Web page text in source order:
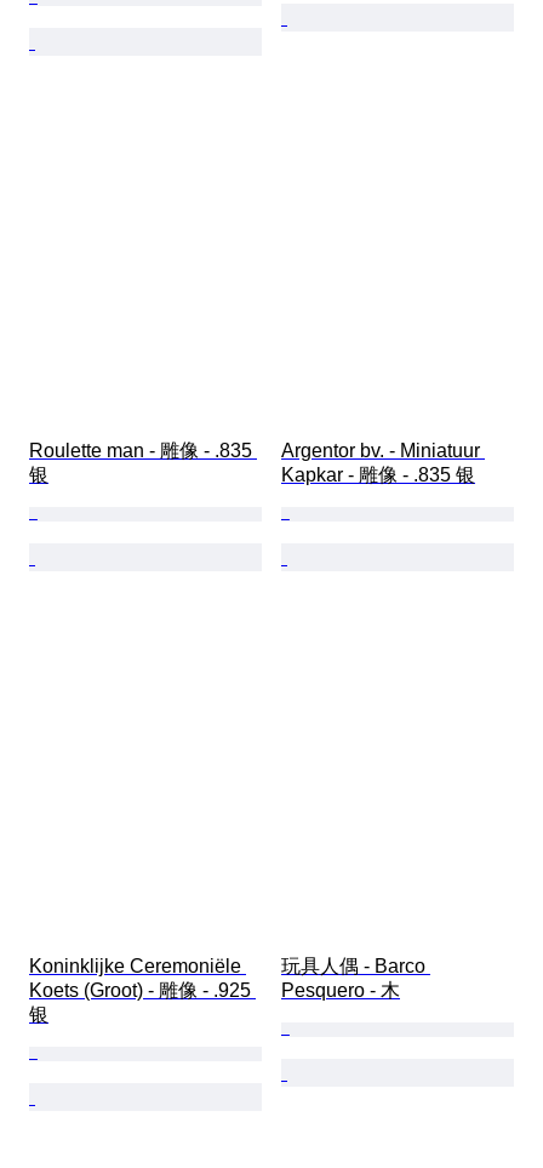
Roulette man - 雕像 - .835
银
Argentor bv. - Miniatuur
Kapkar - 雕像 - .835 银
Koninklijke Ceremoniële
Koets (Groot) - 雕像 - .925
银
玩具人偶 - Barco
Pesquero - 木